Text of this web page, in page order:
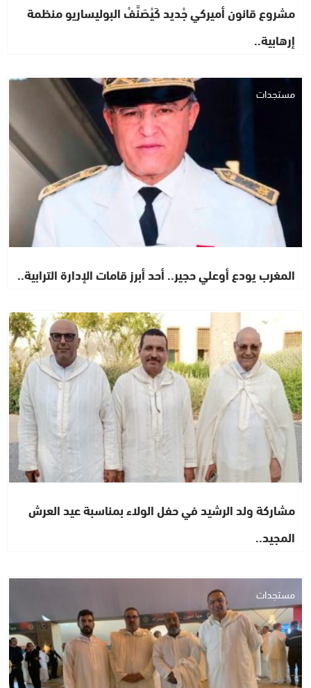
مشروع قانون أميركي جْديد كَيْصَنَّفْ البوليساريو منظمة
إرهابية..
مستجدات
المغرب يودع أوعلي حجير.. أحد أبرز قامات الإدارة الترابية..
مستجدات
مشاركة ولد الرشيد في حفل الولاء بمناسبة عيد العرش
المجيد..
مستجدات